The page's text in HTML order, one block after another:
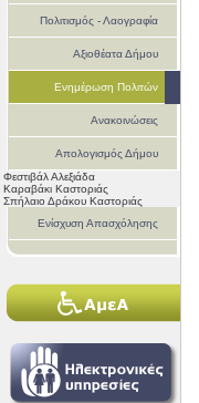
Πολιτισμός - Λαογραφία
Αξιοθέατα Δήμου
Ενημέρωση Πολιτών
Ανακοινώσεις
Απολογισμός Δήμου
Καστοριάς
Φεστιβάλ Αλεξιάδα
Καραβάκι Καστοριάς
Σπήλαιο Δράκου Καστοριάς
Ενίσχυση Απασχόλησης